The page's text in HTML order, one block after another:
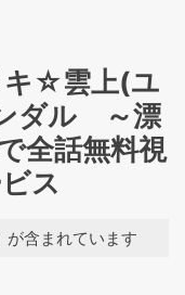
キ☆雲上(ユ
ダル ～漂
全話無料視
ス
が含まれています